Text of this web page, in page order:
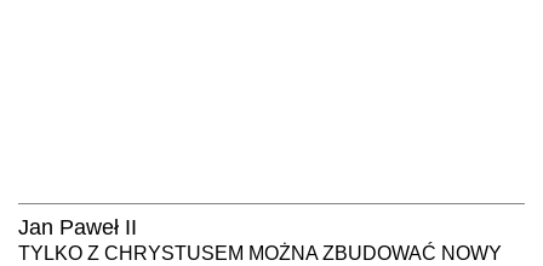
Jan Paweł II
TYLKO Z CHRYSTUSEM MOŻNA ZBUDOWAĆ NOWY